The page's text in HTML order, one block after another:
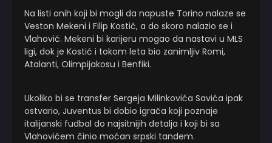
Na listi onih koji bi mogli da napuste Torino nalaze se
Veston Mekeni i Filip Kostić, a do skoro nalazio se i
Vlahović. Mekeni bi karijeru mogao da nastavi u MLS
ligi, dok je Kostić i tokom leta bio zanimljiv Romi,
Atalanti, Olimpijakosu i Benfiki.
Ukoliko bi se transfer Sergeja Milinkovića Savića ipak
ostvario, Juventus bi dobio igrača koji poznaje
italijanski fudbal do najsitnijih detalja i koji bi sa
Vlahovićem činio moćan srpski tandem.